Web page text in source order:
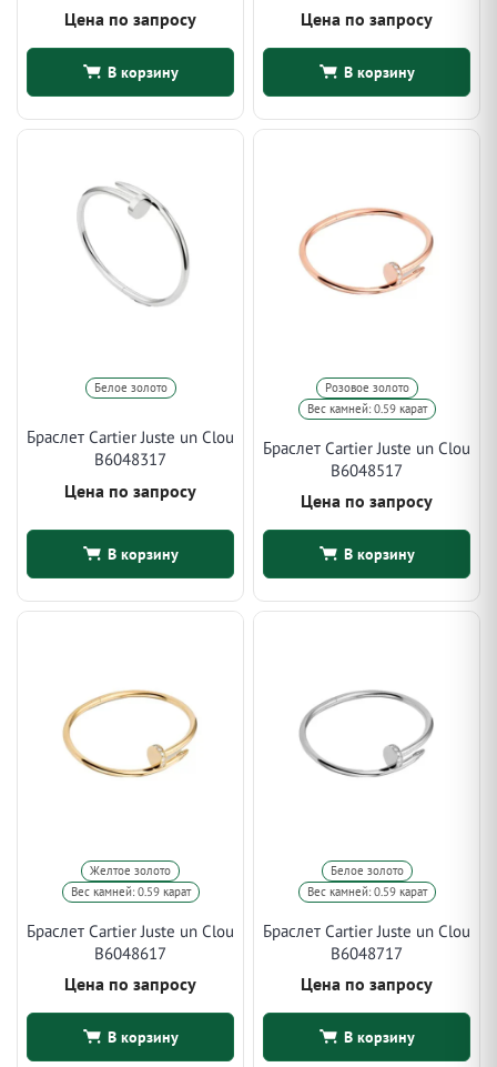
Цена по запросу
В корзину
Цена по запросу
В корзину
Белое золото
Браслет Cartier Juste un Clou
B6048317
Цена по запросу
В корзину
Розовое золото
Вес камней: 0.59 карат
Браслет Cartier Juste un Clou
B6048517
Цена по запросу
В корзину
Желтое золото
Вес камней: 0.59 карат
Браслет Cartier Juste un Clou
B6048617
Цена по запросу
В корзину
Белое золото
Вес камней: 0.59 карат
Браслет Cartier Juste un Clou
B6048717
Цена по запросу
В корзину